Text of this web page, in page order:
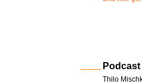
Podcast
Thilo